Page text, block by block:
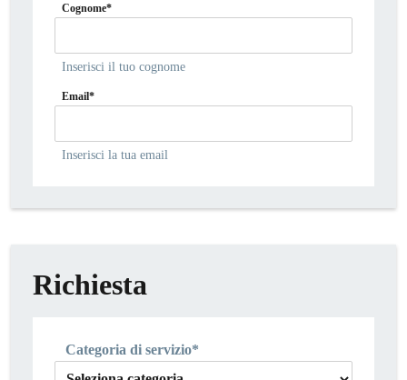
Cognome*
Inserisci il tuo cognome
Email*
Inserisci la tua email
Richiesta
Categoria di servizio*